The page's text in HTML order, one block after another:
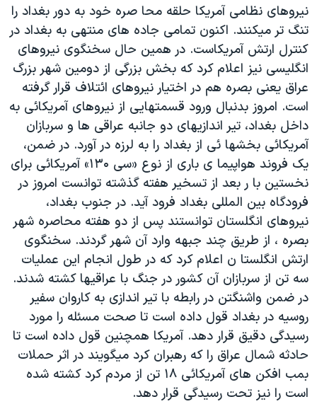
به
جستجو
گزیده‌ها
ویژه برنامه‌ها
فرهنگ و زندگی
حقوق شهروندی
اقتصادی
علم و فناوری
اسرائیل در جنگ
گالری عکس
آرشیو پخش زنده
عملیات خشم حماسی
۲۵۰سالگی آمریکا
بایگانی برنامه‌های تلویزیونی
مستندها
انتخابات ریاست جمهوری آمریکا ۲۰۲۴
حمله جمهوری اسلامی به اسرائیل
رمز مهسا
ورزش زنان در ایران
اعتراضات زن، زندگی، آزادی
مجموعه مستندهای دادخواهی
تریبونال مردمی آبان ۹۸
دادگاه حمید نوری
چهل سال گروگان‌گیری
قانون شفافیت دارائی کادر رهبری ایران
اعتراضات مردمی آبان ۹۸
اسرائیل در جنگ
پخش رادیویی
یادگیری زبان انگلیسی
دنبال کنید
زبانهای مختلف
نيروهای نظامی آمريکا حلقه محا صره خود به دور بغداد را
تنگ تر ميکنند. اکنون تمامی جاده های منتهی به بغداد در
کنترل ارتش آمريکاست. در همين حال سخنگوی نيروهای
انگليسی نيز اعلام کرد که بخش بزرگی از دومين شهر بزرگ
عراق يعنی بصره هم در اختيار نيروهای ائتلاف قرار گرفته
است. امروز بدنبال ورود قسمتهايی از نيروهای آمريکائی به
داخل بغداد، تير اندازيهای دو جانبه عراقی ها و سربازان
آمريکائی بخشها ئی از بغداد را به لرزه در آورد. در ضمن،
يک فروند هواپيما ی باری از نوع «سی ۱۳۰» آمريکائی برای
نخستين با ر بعد از تسخير هفته گذشته توانست امروز در
فرودگاه بين المللی بغداد فرود آيد. در جنوب بغداد،
نيروهای انگلستان توانستند پس از دو هفته محاصره شهر
بصره ، از طريق چند جبهه وارد آن شهر گردند. سخنگوی
ارتش انگلستا ن اعلام کرد که در طول انجام اين عمليات
سه تن از سربازان آن کشور در جنگ با عراقيها کشته شدند.
در ضمن واشنگتن در رابطه با تير اندازی به کاروان سفير
روسيه در بغداد قول داده است تا صحت مسئله را مورد
رسيدگی دقيق قرار دهد. آمريکا همچنين قول داده است تا
حادثه شمال عراق را که رهبران کرد ميگويند در اثر حملات
بمب افکن های آمريکائی ۱۸ تن از مردم کرد کشته شده
است را نيز تحت رسيدگی قرار دهد.